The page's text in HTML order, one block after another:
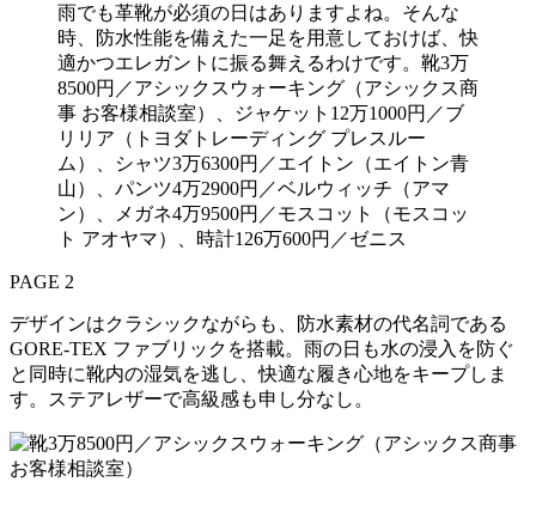
雨でも革靴が必須の日はありますよね。そんな
時、防水性能を備えた一足を用意しておけば、快
適かつエレガントに振る舞えるわけです。靴3万
8500円／アシックスウォーキング（アシックス商
事 お客様相談室）、ジャケット12万1000円／ブ
リリア（トヨダトレーディング プレスルー
ム）、シャツ3万6300円／エイトン（エイトン青
山）、パンツ4万2900円／ベルウィッチ（アマ
ン）、メガネ4万9500円／モスコット（モスコッ
ト アオヤマ）、時計126万600円／ゼニス
PAGE 2
デザインはクラシックながらも、防水素材の代名詞である
GORE-TEX ファブリックを搭載。雨の日も水の浸入を防ぐ
と同時に靴内の湿気を逃し、快適な履き心地をキープしま
す。ステアレザーで高級感も申し分なし。